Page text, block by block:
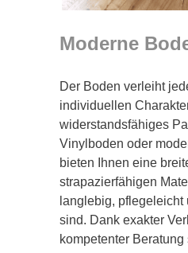
Moderne
Der Boden verleiht
individuellen
widerstandsfähiges
Vinylboden oder
bieten Ihnen eine
strapazierfähigen
langlebig, pflegeleicht
sind. Dank exakter
kompetenter Beratung